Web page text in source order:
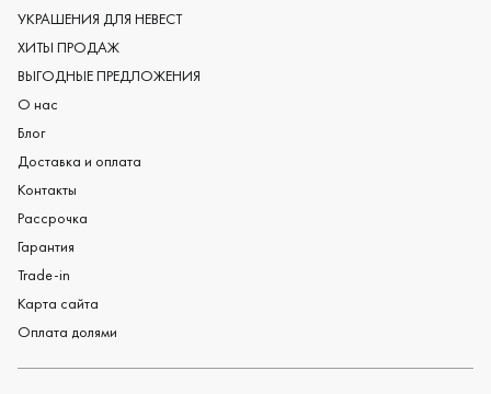
Обручальные кольца из платины
Дизайнерские обручальные кольца
Черные обручальные кольца
УКРАШЕНИЯ ДЛЯ НЕВЕСТ
ХИТЫ ПРОДАЖ
ВЫГОДНЫЕ ПРЕДЛОЖЕНИЯ
О нас
Блог
Доставка и оплата
Контакты
Рассрочка
Гарантия
Trade-in
Карта сайта
Оплата долями